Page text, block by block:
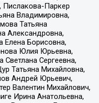
Пислакова-Паркер
Владимировна,
Татьяна
Александровна,
Елена Борисовна,
Юлия Юрьевна,
Светлана Сергеевна,
Татьяна Михайловна,
Андрей Юрьевич,
Валентин Михайлович,
Ирина Анатольевна,